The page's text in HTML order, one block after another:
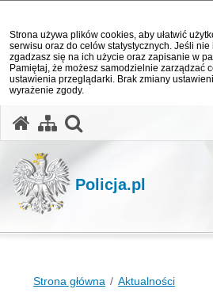
Strona używa plików cookies, aby ułatwić
serwisu oraz do celów statystycznych. Jeśli
zgadzasz się na ich użycie oraz zapisanie w
Pamiętaj, że możesz samodzielnie zarządzać
ustawienia przeglądarki. Brak zmiany
wyrażenie zgody.
Policja.pl
Strona główna Aktualności